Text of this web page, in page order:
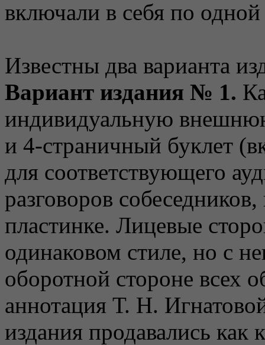
включали в себя по
Известны два варианта
Вариант издания № 1.
индивидуальную
и 4-страничный буклет
для соответствующего
разговоров
пластинке. Лицевые
одинаковом стиле, но с
оборотной стороне всех
аннотация Т. Н.
издания продавались как